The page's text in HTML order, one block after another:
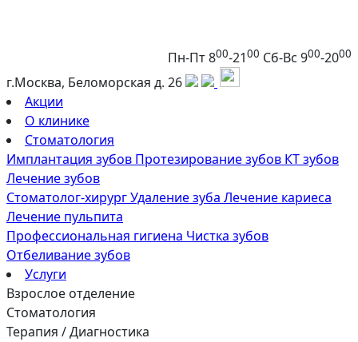
Пн-Пт 800-2100 Сб-Вс 900-2000
г.Москва, Беломорская д. 26
Акции
О клинике
Стоматология
Имплантация зубов Протезирование зубов КТ зубов
Лечение зубов
Стоматолог-хирургУдаление зуба Лечение кариеса
Лечение пульпита
Профессиональная гигиена Чистка зубов
Отбеливание зубов
Услуги
Взрослое отделение
Стоматология
Терапия / Диагностика